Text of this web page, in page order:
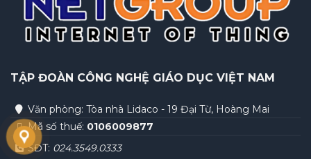
TẬP ĐOÀN CÔNG NGHỆ GIÁO DỤC VIỆT NAM
Văn phòng: Tòa nhà Lidaco - 19 Đại Từ, Hoàng Mai
Mã số thuế: 0106009877
SĐT: 024.3549.0333